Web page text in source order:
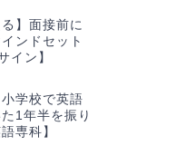
】面接前に
ンドセット
イン】
小学校で英語
1年半を振り
専科】